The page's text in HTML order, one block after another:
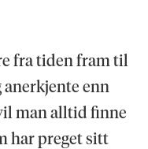
fra tiden fram til
anerkjente enn
man alltid finne
har preget sitt